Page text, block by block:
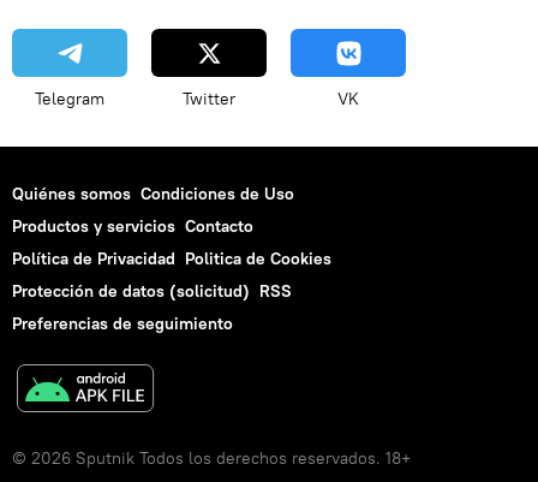
Telegram Twitter VK
Quiénes somos Condiciones de Uso
Productos y servicios Contacto
Política de Privacidad Politica de Cookies
Protección de datos (solicitud) RSS
Preferencias de seguimiento
© 2026 Sputnik Todos los derechos reservados. 18+